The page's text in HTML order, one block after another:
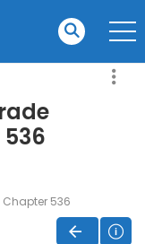
Chapter 536